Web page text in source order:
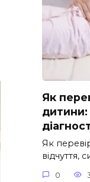
Як
Як
відчуття,
0